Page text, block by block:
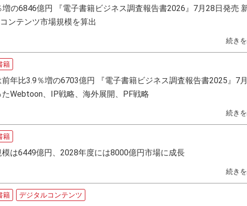
の6846億円 『電子書籍ビジネス調査報告書2026』7月28日発売
ンテンツ市場規模を算出
続き
籍
年比3.9％増の6703億円 『電子書籍ビジネス調査報告書2025』7
Webtoon、IP戦略、海外展開、PF戦略
続き
籍
は6449億円、2028年度には8000億円市場に成長
続き
籍 デジタルコンテンツ